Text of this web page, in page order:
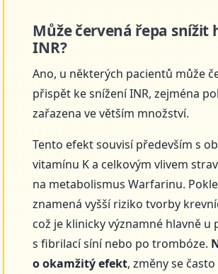
Může červená řepa snížit
INR?
Ano, u některých pacientů může
přispět ke snížení INR, zejména
zařazena ve větším množství.
Tento efekt souvisí především s
vitamínu K a celkovým vlivem
na metabolismus Warfarinu.
znamená vyšší riziko tvorby
což je klinicky významné hlavně u
s fibrilací síní nebo po trombóze.
o okamžitý efekt, změny se